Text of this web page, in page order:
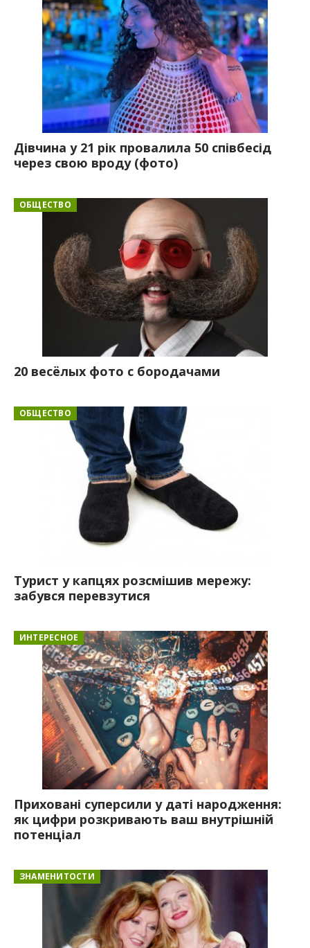
Дівчина у 21 рік провалила 50 співбесід
через свою вроду (фото)
ОБЩЕСТВО
20 весёлых фото с бородачами
ОБЩЕСТВО
Турист у капцях розсмішив мережу:
забувся перевзутися
ИНТЕРЕСНОЕ
Приховані суперсили у даті народження:
як цифри розкривають ваш внутрішній
потенціал
ЗНАМЕНИТОСТИ